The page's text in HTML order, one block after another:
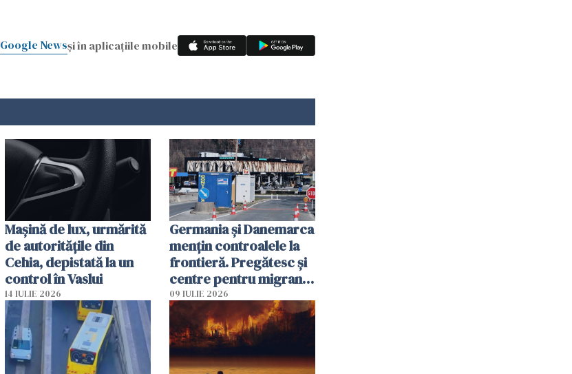
Google Newsși în aplicațiile mobile
Mașină de lux, urmărită
de autoritățile din
Cehia, depistată la un
control în Vaslui
14 IULIE 2026
Germania și Danemarca
mențin controalele la
frontieră. Pregătesc și
centre pentru migranții
respinși din UE
09 IULIE 2026